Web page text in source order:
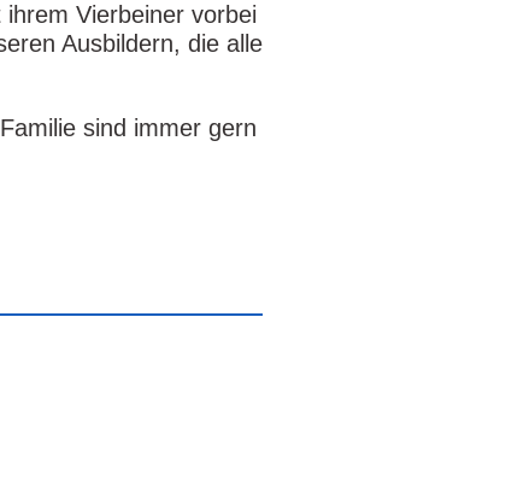
Vierbeiner vorbei
Ausbildern, die alle
sind immer gern